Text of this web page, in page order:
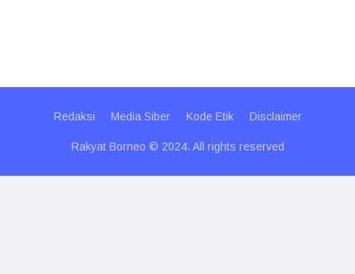
Redaksi Media Siber Kode Etik Disclaimer
Rakyat Borneo © 2024. All rights reserved